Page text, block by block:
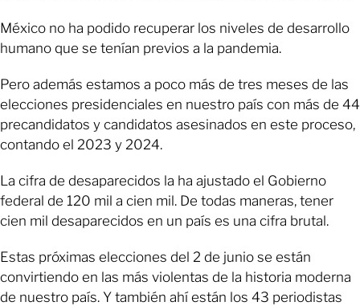
México no ha podido recuperar los niveles de desarrollo
humano que se tenían previos a la pandemia.
Pero además estamos a poco más de tres meses de las
elecciones presidenciales en nuestro país con más de 44
precandidatos y candidatos asesinados en este proceso,
contando el 2023 y 2024.
La cifra de desaparecidos la ha ajustado el Gobierno
federal de 120 mil a cien mil. De todas maneras, tener
cien mil desaparecidos en un país es una cifra brutal.
Estas próximas elecciones del 2 de junio se están
convirtiendo en las más violentas de la historia moderna
de nuestro país. Y también ahí están los 43 periodistas